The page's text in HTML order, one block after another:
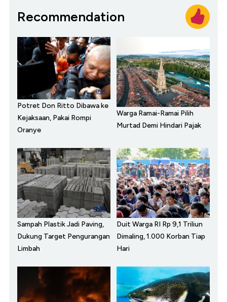
Recommendation
Potret Don Ritto Dibawa ke
Kejaksaan, Pakai Rompi
Oranye
Warga Ramai-Ramai Pilih
Murtad Demi Hindari Pajak
Sampah Plastik Jadi Paving,
Dukung Target Pengurangan
Limbah
Duit Warga RI Rp 9,1 Triliun
Dimaling, 1.000 Korban Tiap
Hari